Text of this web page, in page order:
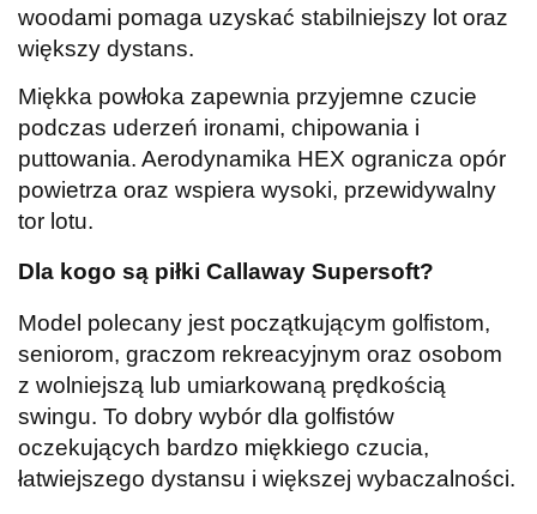
woodami pomaga uzyskać stabilniejszy lot oraz
większy dystans.
Miękka powłoka zapewnia przyjemne czucie
podczas uderzeń ironami, chipowania i
puttowania. Aerodynamika HEX ogranicza opór
powietrza oraz wspiera wysoki, przewidywalny
tor lotu.
Dla kogo są piłki Callaway Supersoft?
Model polecany jest początkującym golfistom,
seniorom, graczom rekreacyjnym oraz osobom
z wolniejszą lub umiarkowaną prędkością
swingu. To dobry wybór dla golfistów
oczekujących bardzo miękkiego czucia,
łatwiejszego dystansu i większej wybaczalności.